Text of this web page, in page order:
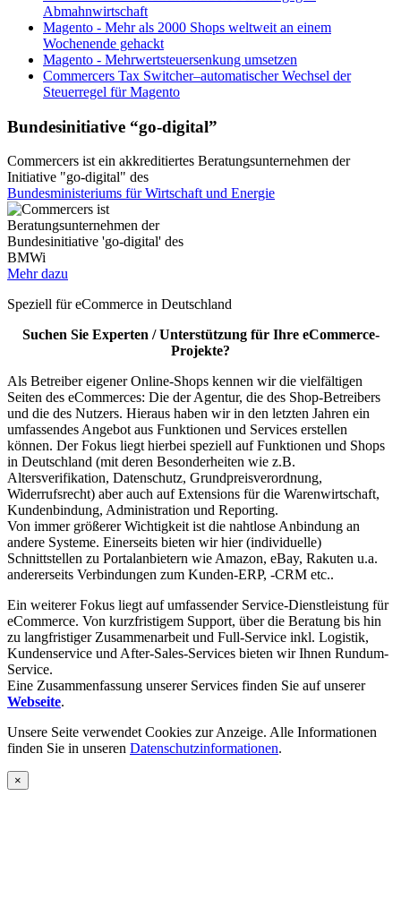
Abmahnwirtschaft
Magento - Mehr als 2000 Shops weltweit an einem
Wochenende gehackt
Magento - Mehrwertsteuersenkung umsetzen
Commercers Tax Switcher–automatischer Wechsel der
Steuerregel für Magento
Bundesinitiative “go-digital”
Commercers ist ein akkreditiertes Beratungsunternehmen der
Initiative "go-digital" des
Bundesministeriums für Wirtschaft und Energie
Mehr dazu
Speziell für eCommerce in Deutschland
Suchen Sie Experten / Unterstützung für Ihre eCommerce-
Projekte?
Als Betreiber eigener Online-Shops kennen wir die vielfältigen
Seiten des eCommerces: Die der Agentur, die des Shop-Betreibers
und die des Nutzers. Hieraus haben wir in den letzten Jahren ein
umfassendes Angebot aus Funktionen und Services erstellen
können. Der Fokus liegt hierbei speziell auf Funktionen und Shops
in Deutschland (mit deren Besonderheiten wie z.B.
Altersverifikation, Datenschutz, Grundpreisverordnung,
Widerrufsrecht) aber auch auf Extensions für die Warenwirtschaft,
Kundenbindung, Administration und Reporting.
Von immer größerer Wichtigkeit ist die nahtlose Anbindung an
andere Systeme. Einerseits bieten wir hier (individuelle)
Schnittstellen zu Portalanbietern wie Amazon, eBay, Rakuten u.a.
andererseits Verbindungen zum Kunden-ERP, -CRM etc..
Ein weiterer Fokus liegt auf umfassender Service-Dienstleistung für
eCommerce. Von kurzfristigem Support, über die Beratung bis hin
zu langfristiger Zusammenarbeit und Full-Service inkl. Logistik,
Kundenservice und After-Sales-Services bieten wir Ihnen Rundum-
Service.
Eine Zusammenfassung unserer Services finden Sie auf unserer
Webseite.
Unsere Seite verwendet Cookies zur Anzeige. Alle Informationen
finden Sie in unseren Datenschutzinformationen.
×